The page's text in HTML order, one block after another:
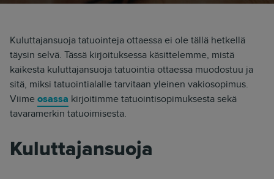
Kuluttajansuoja tatuointeja ottaessa ei ole tällä hetkellä
täysin selvä. Tässä kirjoituksessa käsittelemme, mistä
kaikesta kuluttajansuoja tatuointia ottaessa muodostuu ja
sitä, miksi tatuointialalle tarvitaan yleinen vakiosopimus.
Viimeosassa kirjoitimme tatuointisopimuksesta sekä
tavaramerkin tatuoimisesta.
Kuluttajansuoja